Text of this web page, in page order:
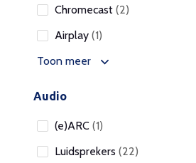
Chromecast (2)
Airplay (1)
Toon meer
Audio
(e)ARC (1)
Luidsprekers (22)